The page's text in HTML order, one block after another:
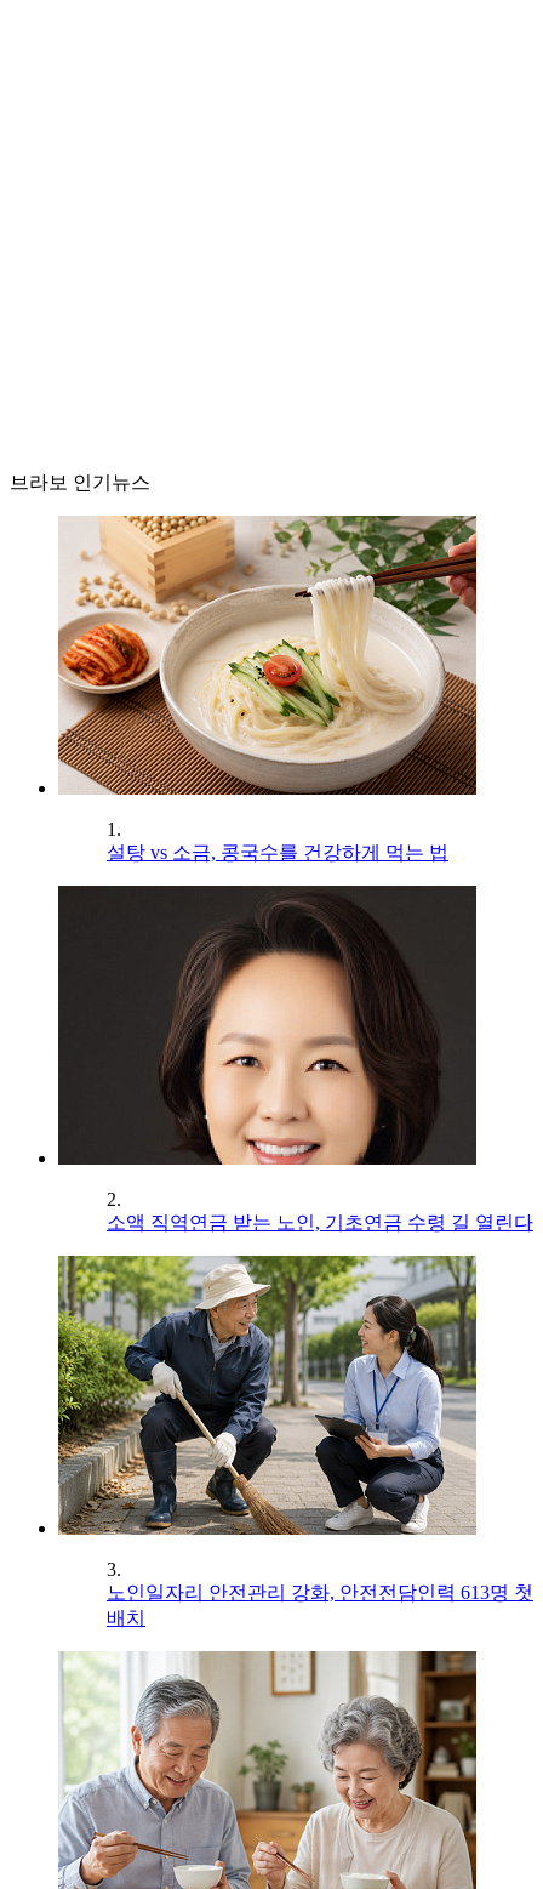
브라보 인기뉴스
1.
설탕 vs 소금, 콩국수를 건강하게 먹는 법
2.
소액 직역연금 받는 노인, 기초연금 수령 길 열린다
3.
노인일자리 안전관리 강화, 안전전담인력 613명 첫
배치